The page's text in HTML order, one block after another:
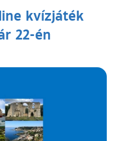
kvízjáték
22-én